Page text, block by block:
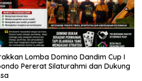
Lomba Domino Dandim Cup I
Pererat Silaturahmi dan Dukung